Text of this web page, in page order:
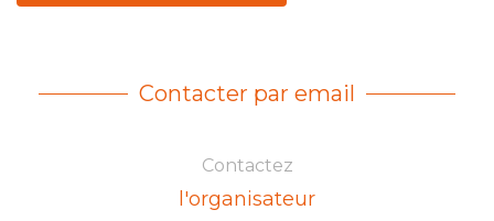
Contacter par email
Contactez
l'organisateur